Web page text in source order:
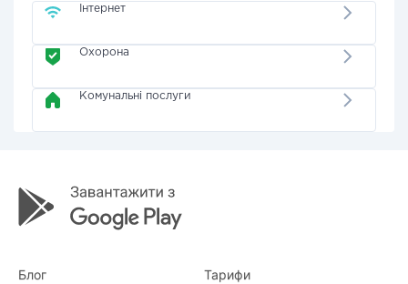
Інтернет
Охорона
Комунальні послуги
Блог Тарифи